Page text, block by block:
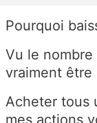
Pourquoi
Vu le
vraiment être
Acheter tous
mes actions